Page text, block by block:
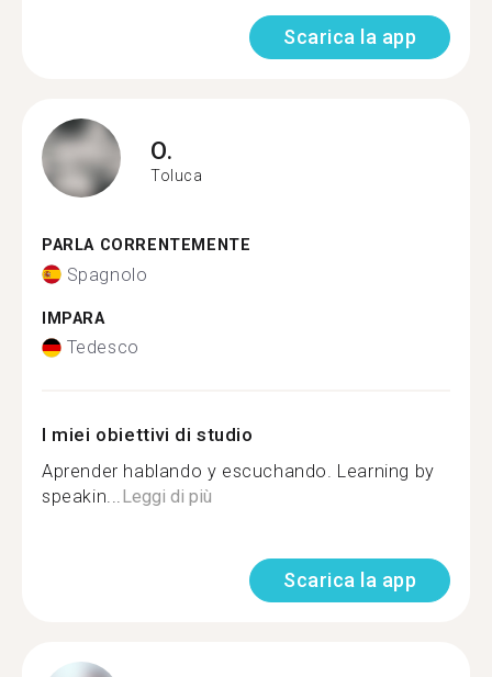
Scarica la app
O.
Toluca
PARLA CORRENTEMENTE
Spagnolo
IMPARA
Tedesco
I miei obiettivi di studio
Aprender hablando y escuchando. Learning by
speakin...Leggi di più
Scarica la app